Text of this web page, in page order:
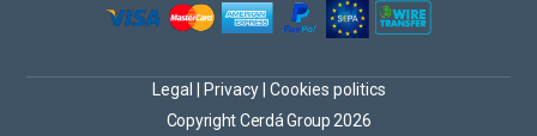
Copyright Cerdá Group 2026
Legal Privacy Cookies politics